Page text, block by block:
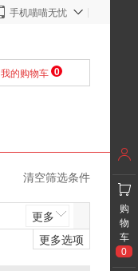
手机喵喵无忧
我的购物车 0
清空筛选条件
更多
更多选项
购
物
车
0